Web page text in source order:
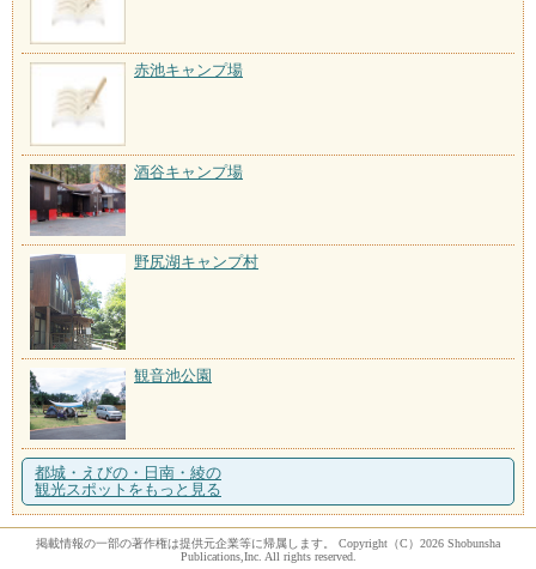
赤池キャンプ場
酒谷キャンプ場
野尻湖キャンプ村
観音池公園
都城・えびの・日南・綾の
観光スポットをもっと見る
掲載情報の一部の著作権は提供元企業等に帰属します。 Copyright（C）2026 Shobunsha
Publications,Inc. All rights reserved.